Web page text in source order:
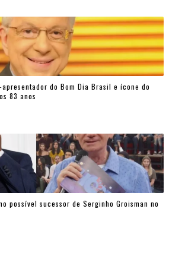
do Bom Dia Brasil e ícone do
83 anos
possível sucessor de Serginho Groisman no